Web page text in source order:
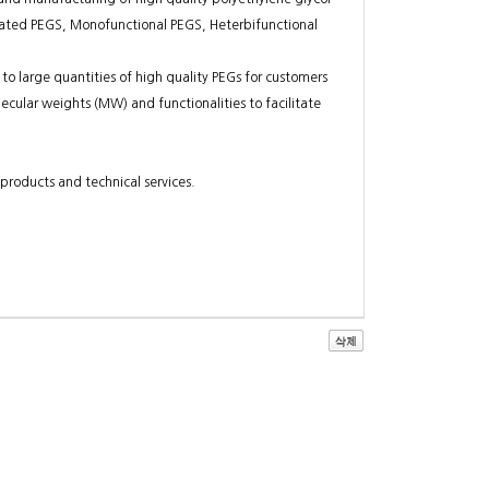
PEGS, Monofunctional PEGS, Heterbifunctional
large quantities of high quality PEGs for customers
weights (MW) and functionalities to facilitate
and technical services.